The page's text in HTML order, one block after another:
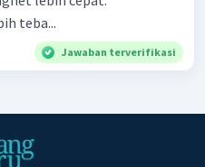
teba...
Jawaban terverifikasi